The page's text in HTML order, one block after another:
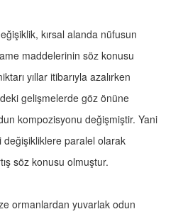
kırsal alanda nüfusun
maddelerinin söz konusu
yıllar itibarıyla azalırken
gelişmelerde göz önüne
kompozisyonu değişmiştir. Yani
paralel olarak
söz konusu olmuştur.
ormanlardan yuvarlak odun